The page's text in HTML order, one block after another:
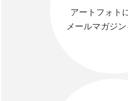
アートフォト
メールマガジ